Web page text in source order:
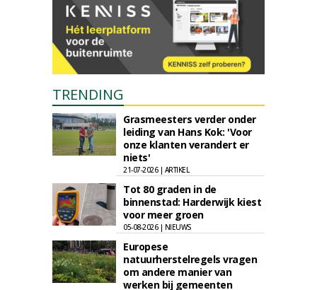
TRENDING
Grasmeesters verder onder
leiding van Hans Kok: 'Voor
onze klanten verandert er
niets'
21-07-2026 | ARTIKEL
Tot 80 graden in de
binnenstad: Harderwijk kiest
voor meer groen
05-08-2026 | NIEUWS
Europese
natuurherstelregels vragen
om andere manier van
werken bij gemeenten